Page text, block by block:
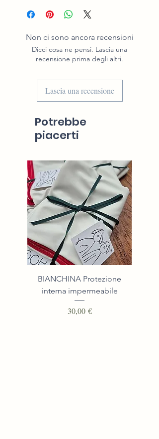
Non ci sono ancora recensioni
Dicci cosa ne pensi. Lascia una
recensione prima degli altri.
Lascia una recensione
Potrebbe
piacerti
BIANCHINA Protezione
interna impermeabile
Prezzo
30,00 €